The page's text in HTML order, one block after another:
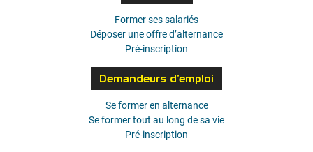
Former ses salariés
Déposer une offre d’alternance
Pré-inscription
Demandeurs d’emploi
Se former en alternance
Se former tout au long de sa vie
Pré-inscription